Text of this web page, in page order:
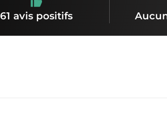
61 avis positifs